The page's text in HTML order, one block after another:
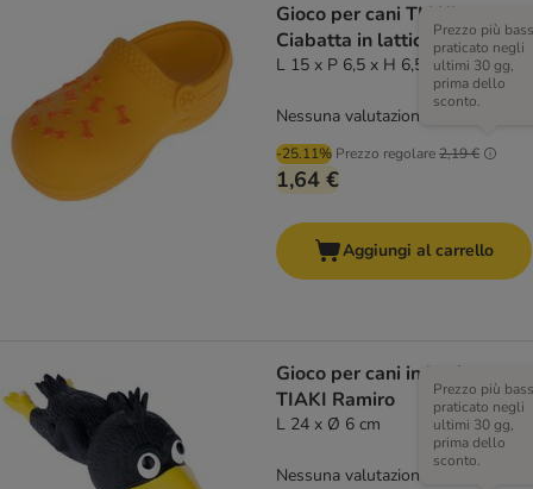
Gioco per cani TIAKI
Ciabatta in lattice
L 15 x P 6,5 x H 6,5 cm
-25.11% Prezzo regolare2,19 €
Prezzo più
praticato negli
ultimi 30 gg,
prima dello
sconto.
1,64 €
Nessuna valutazione
Aggiungi al carrello
Gioco per cani in lattice
TIAKI Ramiro
L 24 x Ø 6 cm
Prezzo più
praticato negli
ultimi 30 gg,
prima dello
sconto.
Nessuna valutazione